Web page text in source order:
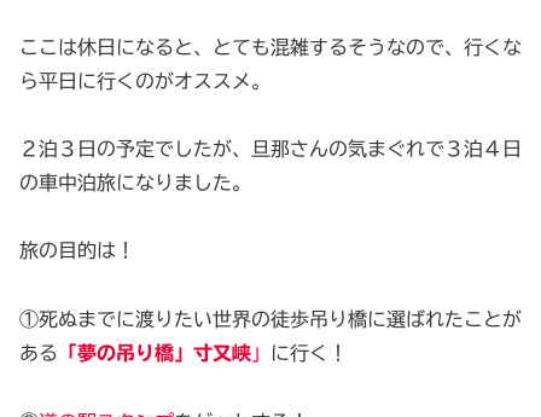
ここは休日になると、とても混雑するそうなので、行くな
ら平日に行くのがオススメ。
２泊３日の予定でしたが、旦那さんの気まぐれで３泊４日
の車中泊旅になりました。
旅の目的は！
①死ぬまでに渡りたい世界の徒歩吊り橋に選ばれたことが
ある 「夢の吊り橋」寸又峡 」 に行く！